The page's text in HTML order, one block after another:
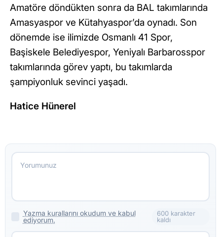
Amatöre döndükten sonra da BAL takımlarında
Amasyaspor ve Kütahyaspor’da oynadı. Son
dönemde ise ilimizde Osmanlı 41 Spor,
Başiskele Belediyespor, Yeniyalı Barbarosspor
takımlarında görev yaptı, bu takımlarda
şampiyonluk sevinci yaşadı.
Hatice Hünerel
Yazma kurallarını okudum ve kabul
ediyorum.
600 karakter
kaldı